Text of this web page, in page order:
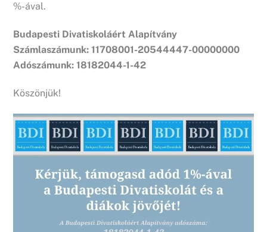
%-ával.
Budapesti Divatiskoláért Alapítvány
Számlaszámunk: 11708001-20544447-00000000
Adószámunk: 18182044-1-42
Köszönjük!